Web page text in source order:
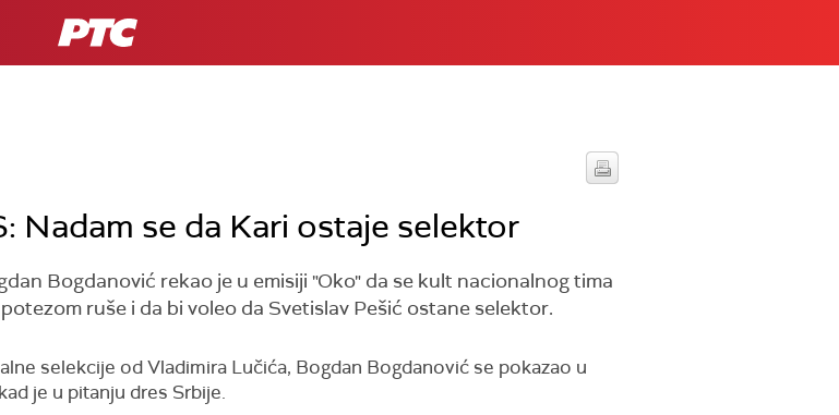
RTS
Nadam se da Kari ostaje selektor
Bogdanović rekao je u emisiji "Oko" da se kult nacionalnog tima
ruše i da bi voleo da Svetislav Pešić ostane selektor.
selekcije od Vladimira Lučića, Bogdan Bogdanović se pokazao u
je u pitanju dres Srbije.